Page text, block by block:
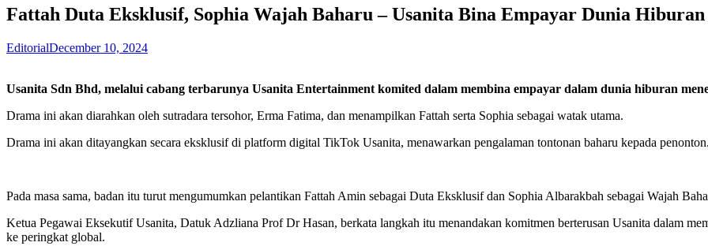
Fattah Duta Eksklusif, Sophia Wajah Baharu – Usanita Bina Empayar Dunia Hiburan
EditorialDecember 10, 2024
Usanita Sdn Bhd, melalui cabang terbarunya Usanita Entertainment komited dalam membina empayar dalam dunia hiburan
Drama ini akan diarahkan oleh sutradara tersohor, Erma Fatima, dan menampilkan Fattah serta Sophia sebagai watak utama.
Drama ini akan ditayangkan secara eksklusif di platform digital TikTok Usanita, menawarkan pengalaman tontonan baharu kepada penonton.
Pada masa sama, badan itu turut mengumumkan pelantikan Fattah Amin sebagai Duta Eksklusif dan Sophia Albarakbah sebagai Wajah
Ketua Pegawai Eksekutif Usanita, Datuk Adzliana Prof Dr Hasan, berkata langkah itu menandakan komitmen berterusan Usanita dalam
ke peringkat global.